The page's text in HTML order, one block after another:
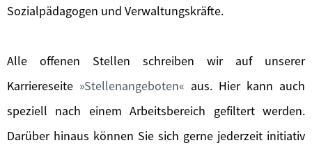
Sozialpädagogen und Verwaltungskräfte.
Alle offenen Stellen schreiben wir auf unserer
Karriereseite
Stellenangeboten
aus. Hier kann auch
speziell nach einem Arbeitsbereich gefiltert werden.
Darüber hinaus können Sie sich gerne jederzeit initiativ